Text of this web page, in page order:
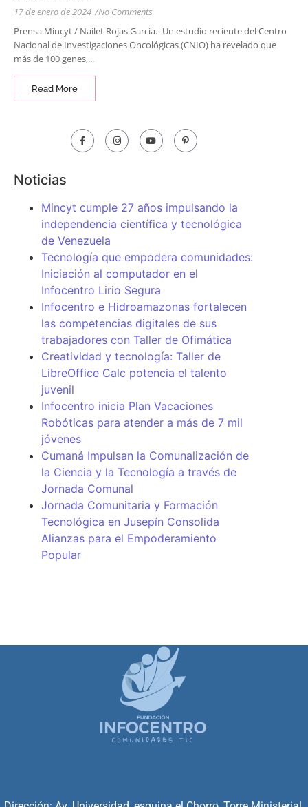
17 de enero de 2024 /No Comments
Prensa Mincyt / Nailet Rojas Garcia.- Un estudio reciente del Centro
Nacional de Investigaciones Oncológicas (CNIO) ha revelado que
más de 100 genes,...
Read More
Noticias
Mincyt cumple 27 años impulsando la
independencia científica y tecnológica
de Venezuela
Tecnología que empodera comunidades:
Iniciación al computador en el
Infocentro Lirio Segura
Infocentro e Hidroamazonas fortalecen
las competencias digitales de sus
trabajadores con Taller de Ofimática
Creatividad y tecnología: Taller de
LibreOffice Calc potencia el talento
juvenil
Infocentro inicia Plan Vacaciones
Robóticas para atender a más de 7 mil
jóvenes
Cumaná Impulsan la Comunalización de
la Ciencia y la Tecnología a través de
Jornada Comunal
Jornada Comunitaria y Formación
Tecnológica en Jusepín Consolida
Alianzas para el Empoderamiento
Popular